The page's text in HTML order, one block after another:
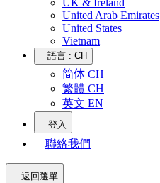
UK & Ireland
United Arab Emirates
United States
Vietnam
語言 : CH
简体 CH
繁體 CH
英文 EN
登入
聯絡我們
返回選單